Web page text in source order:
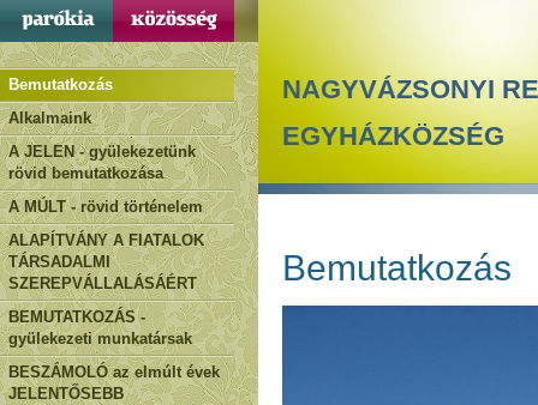
Bemutatkozás
Alkalmaink
A JELEN - gyülekezetünk
rövid bemutatkozása
A MÚLT - rövid történelem
ALAPÍTVÁNY A FIATALOK
TÁRSADALMI
SZEREPVÁLLALÁSÁÉRT
BEMUTATKOZÁS -
gyülekezeti munkatársak
BESZÁMOLÓ az elmúlt évek
JELENTŐSEBB
NAGYVÁZSONYI
EGYHÁZKÖZSÉG
Bemutatkozás